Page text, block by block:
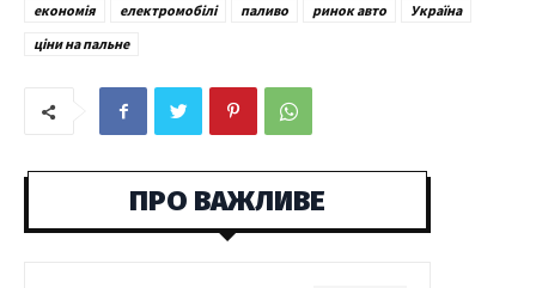
економія
електромобілі паливо ринок авто
Україна
ціни на пальне
ПРО ВАЖЛИВЕ